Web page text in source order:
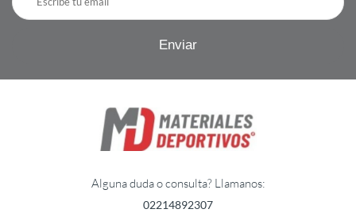
Alguna duda o consulta? Llamanos:
02214892307